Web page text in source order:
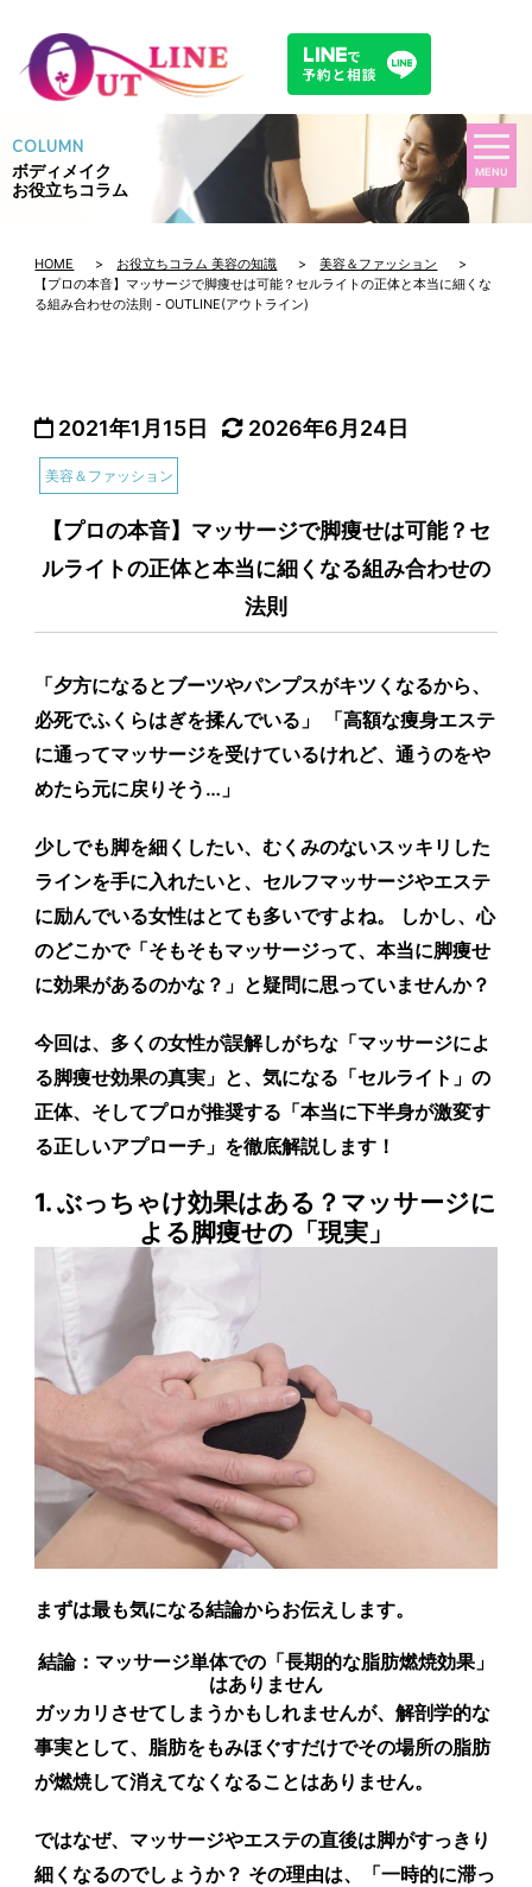
COLUMN
ボディメイク
お役立ちコラム
MENU
HOME > お役立ちコラム 美容の知識 >美容＆ファッション
>
【プロの本音】マッサージで脚痩せは可能？セルライトの正体と本当に細くな
る組み合わせの法則 - OUTLINE(アウトライン)
2021年1月15日 2026年6月24日
美容＆ファッション
【プロの本音】マッサージで脚痩せは可能？セ
ルライトの正体と本当に細くなる組み合わせの
法則
「夕方になるとブーツやパンプスがキツくなるから、
必死でふくらはぎを揉んでいる」 「高額な痩身エステ
に通ってマッサージを受けているけれど、通うのをや
めたら元に戻りそう…」
少しでも脚を細くしたい、むくみのないスッキリした
ラインを手に入れたいと、セルフマッサージやエステ
に励んでいる女性はとても多いですよね。 しかし、心
のどこかで「そもそもマッサージって、本当に脚痩せ
に効果があるのかな？」と疑問に思っていませんか？
今回は、多くの女性が誤解しがちな「マッサージによ
る脚痩せ効果の真実」と、気になる「セルライト」の
正体、そしてプロが推奨する「本当に下半身が激変す
る正しいアプローチ」を徹底解説します！
1. ぶっちゃけ効果はある？マッサージに
よる脚痩せの「現実」
まずは最も気になる結論からお伝えします。
結論：マッサージ単体での「長期的な脂肪燃焼効果」
はありません
ガッカリさせてしまうかもしれませんが、解剖学的な
事実として、 脂肪をもみほぐすだけでその場所の脂肪
が燃焼して消えてなくなることはありません。
ではなぜ、マッサージやエステの直後は脚がすっきり
細くなるのでしょうか？ その理由は、「一時的に滞っ